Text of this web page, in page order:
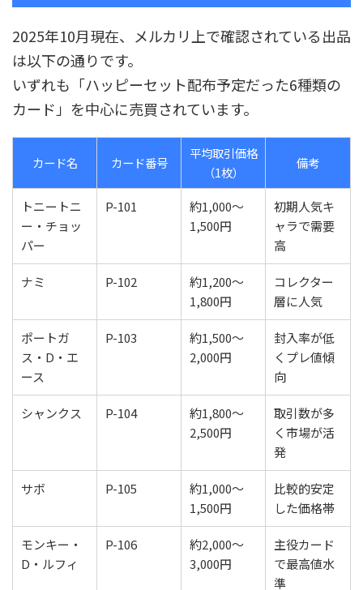
2025年10月現在、メルカリ上で確認されている出品
は以下の通りです。
いずれも「ハッピーセット配布予定だった6種類の
カード」を中心に売買されています。
カード名 カード番号
平均取引価格
（1枚）
備考
トニートニ
ー・チョッ
パー
P-101
約1,000〜
1,500円
初期人気キ
ャラで需要
高
ナミ P-102
約1,200〜
1,800円
コレクター
層に人気
ポートガ
ス・D・エ
ース
P-103
約1,500〜
2,000円
封入率が低
くプレ値傾
向
シャンクス P-104
約1,800〜
2,500円
取引数が多
く市場が活
発
サボ P-105
約1,000〜
1,500円
比較的安定
した価格帯
モンキー・
D・ルフィ
P-106
約2,000〜
3,000円
主役カード
で最高値水
準